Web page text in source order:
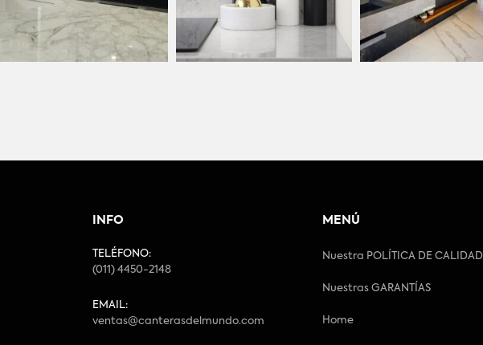
INFO
TELÉFONO:
(011) 4450-2148
EMAIL:
ventas@canterasdelmundo.com
MENÚ
Nuestra POLÍTICA DE CALIDAD
Nuestras GARANTÍAS
Home